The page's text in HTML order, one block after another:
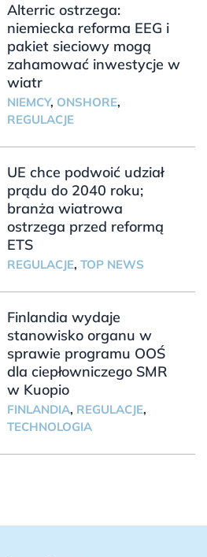
Alterric ostrzega:
niemiecka reforma EEG i
pakiet sieciowy mogą
zahamować inwestycje w
wiatr
NIEMCY, ONSHORE,
REGULACJE
UE chce podwoić udział
prądu do 2040 roku;
branża wiatrowa
ostrzega przed reformą
ETS
REGULACJE, TOP NEWS
Finlandia wydaje
stanowisko organu w
sprawie programu OOŚ
dla ciepłowniczego SMR
w Kuopio
FINLANDIA, REGULACJE,
TECHNOLOGIA